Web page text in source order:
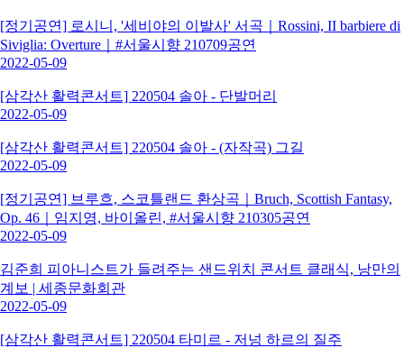
[정기공연] 로시니, '세비야의 이발사' 서곡｜Rossini, II barbiere di
Siviglia: Overture｜#서울시향 210709공연
2022-05-09
[삼각산 활력콘서트] 220504 솔아 - 단발머리
2022-05-09
[삼각산 활력콘서트] 220504 솔아 - (자작곡) 그길
2022-05-09
[정기공연] 브루흐, 스코틀랜드 환상곡｜Bruch, Scottish Fantasy,
Op. 46｜임지영, 바이올린, #서울시향 210305공연
2022-05-09
김준희 피아니스트가 들려주는 샌드위치 콘서트 클래식, 낭만의
계보 | 세종문화회관
2022-05-09
[삼각산 활력콘서트] 220504 타미르 - 저넝 하르의 질주